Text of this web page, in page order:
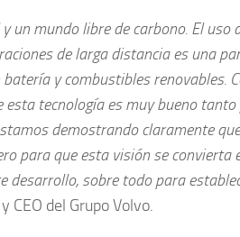
un mundo libre de carbono. El uso
de larga distancia es una
y combustibles renovables.
esta tecnología es muy bueno
demostrando claramente que
para que esta visión se convierta
desarrollo, sobre todo para
CEO del Grupo Volvo.